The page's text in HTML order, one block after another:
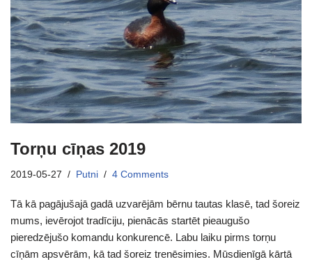
Torņu cīņas 2019
2019-05-27 Putni 4 Comments
Tā kā pagājušajā gadā uzvarējām bērnu tautas klasē, tad šoreiz
mums, ievērojot tradīciju, pienācās startēt pieaugušo
pieredzējušo komandu konkurencē. Labu laiku pirms torņu
cīņām apsvērām, kā tad šoreiz trenēsimies. Mūsdienīgā kārtā